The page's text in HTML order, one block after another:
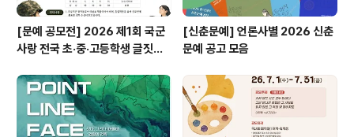
[문예 공모전] 2026 제1회 국군
사랑 전국 초·중·고등학생 글짓기
[신춘문예] 언론사별 2026 신춘
문예 공고 모음